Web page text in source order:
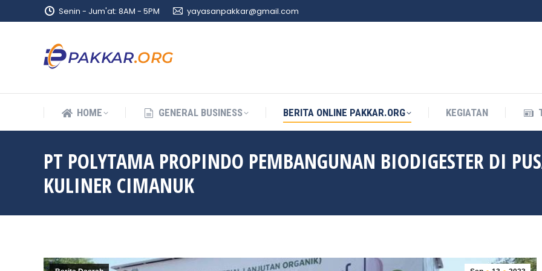
Senin - Jum'at: 8AM - 5PM yayasanpakkar@gmail.com
HOME GENERAL BUSINESS BERITA ONLINE PAKKAR.ORG KEGIATAN
PT POLYTAMA PROPINDO PEMBANGUNAN BIODIGESTER DI
KULINER CIMANUK
HOME GENERAL BUSINESS BERITA ONLINE PAKKAR.ORG KEGIATAN